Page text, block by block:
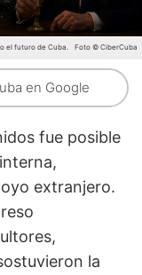
el futuro de Cuba. Foto © CiberCuba
en Google
fue posible
extranjero.
la